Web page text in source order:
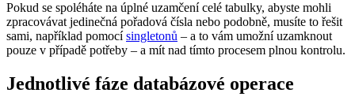
Pokud se spoléháte na úplné uzamčení celé tabulky, abyste mohli
zpracovávat jedinečná pořadová čísla nebo podobně, musíte to řešit
sami, například pomocísingletonů – a to vám umožní uzamknout
pouze v případě potřeby – a mít nad tímto procesem plnou kontrolu.
Jednotlivé fáze databázové operace